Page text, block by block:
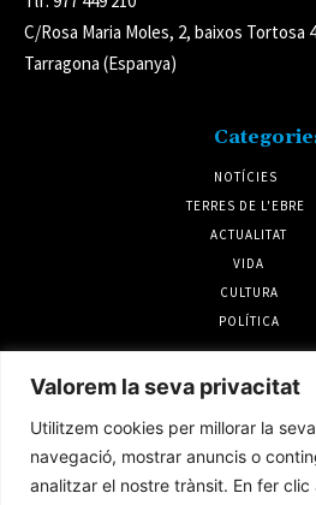
Valorem la seva privacitat
Utilitzem cookies per millorar la
navegació, mostrar anuncis o
analitzar el nostre trànsit. En fer clic
C/Rosa Maria Moles, 2, baixos Tortosa
Tarragona (Espanya)
NOTÍCIES
TERRES DE L'EBRE
ACTUALITAT
VIDA
CULTURA
POLÍTICA
Notícies
Francesc Barbero repetirà com a
d’ERC – Entesa per Flix a les
2027
3 agost 2026